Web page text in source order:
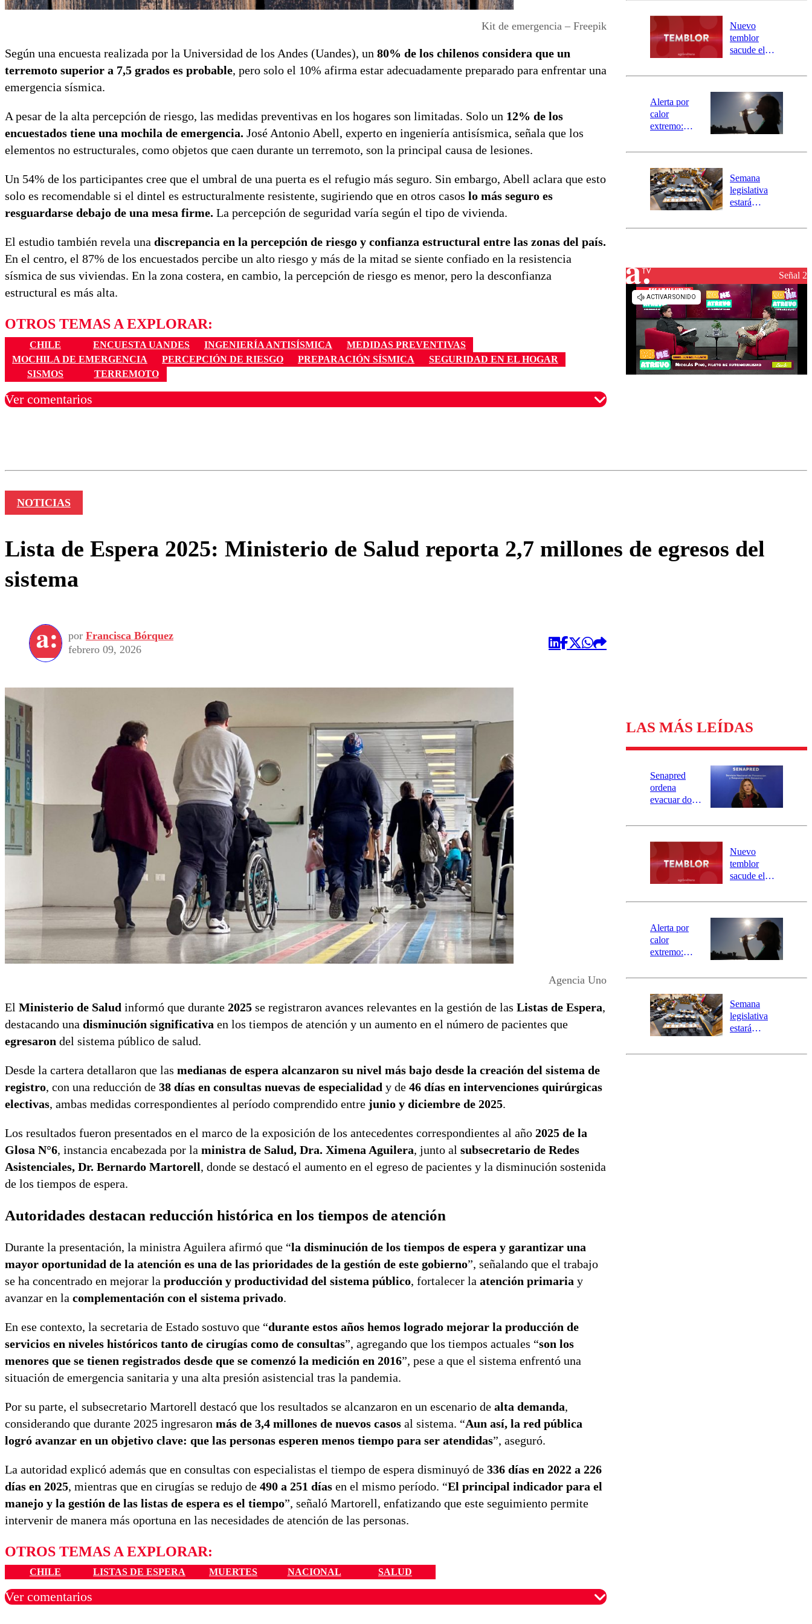
Kit de emergencia – Freepik
Según una encuesta realizada por la Universidad de los Andes (Uandes), un 80% de los chilenos considera que un
terremoto superior a 7,5 grados es probable, pero solo el 10% afirma estar adecuadamente preparado para enfrentar una
emergencia sísmica.
A pesar de la alta percepción de riesgo, las medidas preventivas en los hogares son limitadas. Solo un 12% de los
encuestados tiene una mochila de emergencia. José Antonio Abell, experto en ingeniería antisísmica, señala que los
elementos no estructurales, como objetos que caen durante un terremoto, son la principal causa de lesiones.
Un 54% de los participantes cree que el umbral de una puerta es el refugio más seguro. Sin embargo, Abell aclara que esto
solo es recomendable si el dintel es estructuralmente resistente, sugiriendo que en otros casos lo más seguro es
resguardarse debajo de una mesa firme. La percepción de seguridad varía según el tipo de vivienda.
El estudio también revela una discrepancia en la percepción de riesgo y confianza estructural entre las zonas del país.
En el centro, el 87% de los encuestados percibe un alto riesgo y más de la mitad se siente confiado en la resistencia
sísmica de sus viviendas. En la zona costera, en cambio, la percepción de riesgo es menor, pero la desconfianza
estructural es más alta.
OTROS TEMAS A EXPLORAR:
CHILE ENCUESTA UANDES INGENIERÍA ANTISÍSMICA
MEDIDAS PREVENTIVAS
MOCHILA DE EMERGENCIA
PERCEPCIÓN DE RIESGO PREPARACIÓN SÍSMICA
SEGURIDAD EN EL HOGAR
SISMOS
TERREMOTO
Ver comentarios
río Damas:
activa
mensajería
SAE
Nuevo
temblor
sacude el
revisa la
epicentro
Alerta por
calor
extremo:
activa Alerta
Preventiva en
tres comunas
Semana
legislativa
estará
el fin de la
reconstrucciónSeñal 2
NOTICIAS
Lista de Espera 2025: Ministerio de Salud reporta 2,7 millones de egresos del
sistema
por Francisca Bórquez
febrero 09, 2026
Agencia Uno
El Ministerio de Salud informó que durante 2025 se registraron avances relevantes en la gestión de las Listas de Espera,
destacando una disminución significativa en los tiempos de atención y un aumento en el número de pacientes que
egresaron del sistema público de salud.
Desde la cartera detallaron que las medianas de espera alcanzaron su nivel más bajo desde la creación del sistema de
registro, con una reducción de 38 días en consultas nuevas de especialidad y de 46 días en intervenciones quirúrgicas
electivas, ambas medidas correspondientes al período comprendido entre junio y diciembre de 2025.
Los resultados fueron presentados en el marco de la exposición de los antecedentes correspondientes al año 2025 de la
Glosa N°6, instancia encabezada por la ministra de Salud, Dra. Ximena Aguilera, junto al subsecretario de Redes
Asistenciales, Dr. Bernardo Martorell, donde se destacó el aumento en el egreso de pacientes y la disminución sostenida
de los tiempos de espera.
Autoridades destacan reducción histórica en los tiempos de atención
Durante la presentación, la ministra Aguilera afirmó que “la disminución de los tiempos de espera y garantizar una
mayor oportunidad de la atención es una de las prioridades de la gestión de este gobierno”, señalando que el trabajo
se ha concentrado en mejorar la producción y productividad del sistema público, fortalecer la atención primaria y
avanzar en la complementación con el sistema privado.
En ese contexto, la secretaria de Estado sostuvo que “durante estos años hemos logrado mejorar la producción de
servicios en niveles históricos tanto de cirugías como de consultas”, agregando que los tiempos actuales “son los
menores que se tienen registrados desde que se comenzó la medición en 2016”, pese a que el sistema enfrentó una
situación de emergencia sanitaria y una alta presión asistencial tras la pandemia.
Por su parte, el subsecretario Martorell destacó que los resultados se alcanzaron en un escenario de alta demanda,
considerando que durante 2025 ingresaron más de 3,4 millones de nuevos casos al sistema. “Aun así, la red pública
logró avanzar en un objetivo clave: que las personas esperen menos tiempo para ser atendidas”, aseguró.
La autoridad explicó además que en consultas con especialistas el tiempo de espera disminuyó de 336 días en 2022 a 226
días en 2025, mientras que en cirugías se redujo de 490 a 251 días en el mismo período. “El principal indicador para el
manejo y la gestión de las listas de espera es el tiempo”, señaló Martorell, enfatizando que este seguimiento permite
intervenir de manera más oportuna en las necesidades de atención de las personas.
OTROS TEMAS A EXPLORAR:
CHILE LISTAS DE ESPERA MUERTES NACIONAL SALUD
Ver comentarios
LAS MÁS LEÍDAS
Senapred
ordena
evacuar dos
Carahue por
activa
mensajería
SAE
Nuevo
temblor
sacude el
revisa la
epicentro
Alerta por
calor
extremo:
activa Alerta
Preventiva en
tres comunas
Semana
legislativa
estará
el fin de la